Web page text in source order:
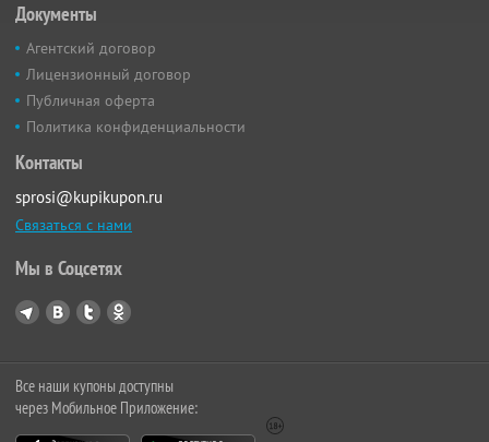
Документы
Агентский договор
Лицензионный договор
Публичная оферта
Политика конфиденциальности
Контакты
sprosi@kupikupon.ru
Связаться с нами
Мы в Соцсетях
Все наши купоны доступны
через Мобильное Приложение: